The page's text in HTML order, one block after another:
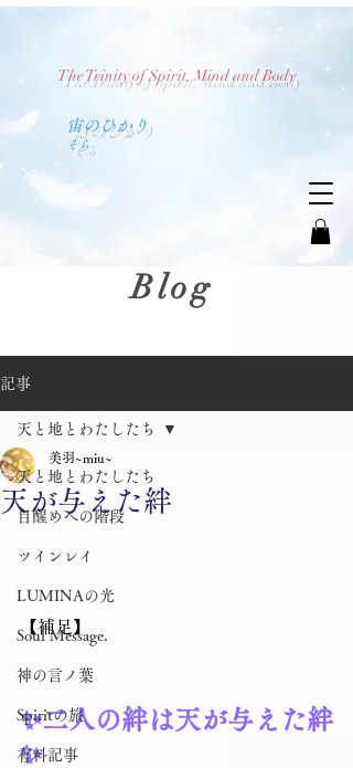
The Trinity of Spirit, Mind and Body
​宙のひかり
​そら
Blog
記事
天と地とわたしたち
目醒めへの階段
ツインレイ
LUMINAの光
Soul Message.
神の言ノ葉
Spiritの旅
有料記事
天と地とわたしたち
天が与えた絆
美羽~miu~
【補足】
✨二人の絆は天が与えた絆
✨